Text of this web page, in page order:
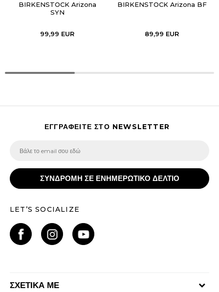
BIRKENSTOCK Arizona
SYN
99,99 EUR
BIRKENSTOCK Arizona BF
89,99 EUR
ΕΓΓΡΑΦΕΙΤΕ ΣΤΟ NEWSLETTER
ΣΥΝΔΡΟΜΗ ΣΕ ΕΝΗΜΕΡΩΤΙΚΟ ΔΕΛΤΙΟ
LET’S SOCIALIZE
ΣΧΕΤΙΚΑ ΜΕ